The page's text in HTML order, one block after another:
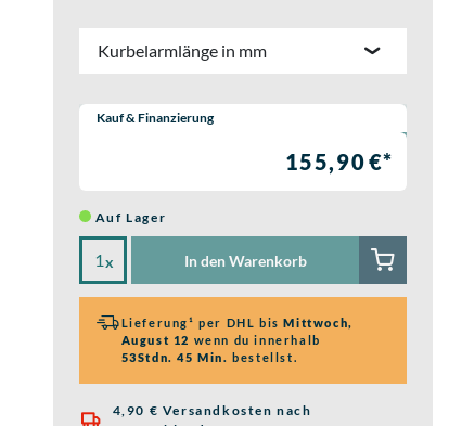
Kurbelarmlänge in mm
Wähle eine Preisoption:
Kauf & Finanzierung
155,90 €*
Auf Lager
x In den Warenkorb
Lieferung¹ per DHL bisMittwoch,
August 12 wenn du innerhalb
53Stdn. 45 Min. bestellst.

4,90 € Versandkosten nach